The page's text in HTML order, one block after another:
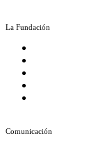
La Fundación
Comunicación